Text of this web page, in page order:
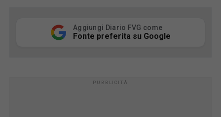
Aggiungi Diario FVG come
Fonte preferita su Google